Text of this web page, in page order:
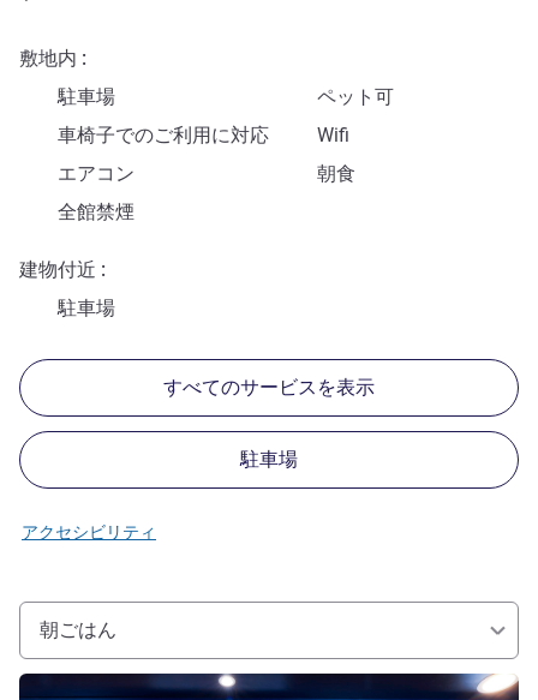
敷地内
駐車場
ペット可
車椅子でのご利用に対応
Wifi
エアコン
朝食
全館禁煙
建物付近
駐車場
すべてのサービスを表示
駐車場
アクセシビリティ
朝ごはん
詳細を表示